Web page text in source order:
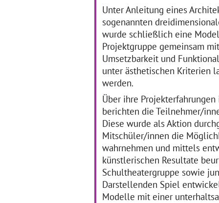
Unter Anleitung eines
sogenannten
wurde schließlich eine
Projektgruppe gemeinsam
Umsetzbarkeit und
unter ästhetischen Kriterien
werden.
Über ihre
berichten die Teilnehmer/
Diese wurde als Aktion
Mitschüler/innen die
wahrnehmen und mittels
künstlerischen Resultate
Schultheatergruppe sowie
Darstellenden Spiel
Modelle mit einer
Kunstwettbewerb
„Zwischenwand“
01.12.2011–31.03.2012
Die Regelschule Elxleben
startete im Dezember 2011
mit dem Projekt
„Zwischenwand“ in das
Programm „Kulturagenten
Unterstützung der Eltern
… mehr
7b